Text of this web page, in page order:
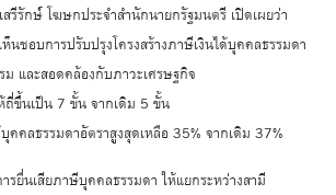
รักษ์ โฆษกประจำสำนักนายกรัฐมนตรี เปิดเผยว่า
ชอบการปรับปรุงโครงสร้างภาษีเงินได้บุคคลธรรมดา
ม และสอดคล้องกับภาวะเศรษฐกิจ
ขึ้นเป็น 7 ขั้น จากเดิม 5 ขั้น
คคลธรรมดาอัตราสูงสุดเหลือ 35% จากเดิม 37%
ยื่นเสียภาษีบุคคลธรรมดา ให้แยกระหว่างสามี